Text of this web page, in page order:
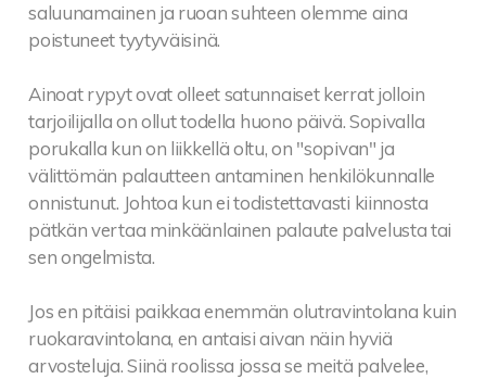
saluunamainen ja ruoan suhteen olemme aina
poistuneet tyytyväisinä.
Ainoat rypyt ovat olleet satunnaiset kerrat jolloin
tarjoilijalla on ollut todella huono päivä. Sopivalla
porukalla kun on liikkellä oltu, on "sopivan" ja
välittömän palautteen antaminen henkilökunnalle
onnistunut. Johtoa kun ei todistettavasti kiinnosta
pätkän vertaa minkäänlainen palaute palvelusta tai
sen ongelmista.
Jos en pitäisi paikkaa enemmän olutravintolana kuin
ruokaravintolana, en antaisi aivan näin hyviä
arvosteluja. Siinä roolissa jossa se meitä palvelee,